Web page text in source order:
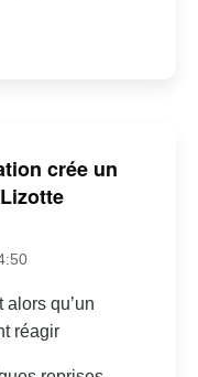
crée un
qu’un
réagir